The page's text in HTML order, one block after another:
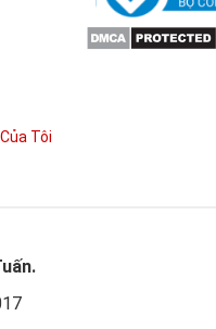
của Vàng, của
Tôi